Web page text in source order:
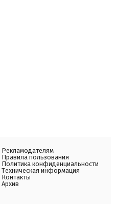
Рекламодателям
Правила пользования
Политика конфиденциальности
Техническая информация
Контакты
Архив